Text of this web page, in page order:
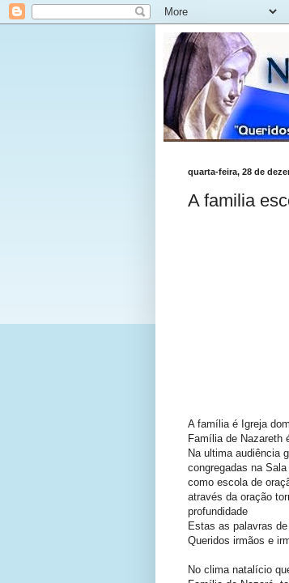
quarta-feira, 28 de
A familia
A família é Igreja
Família de Nazareth
Na ultima audiência
congregadas na
como escola de
através da oração
profundidade
Estas as palavras
Queridos irmãos e
No clima natalício